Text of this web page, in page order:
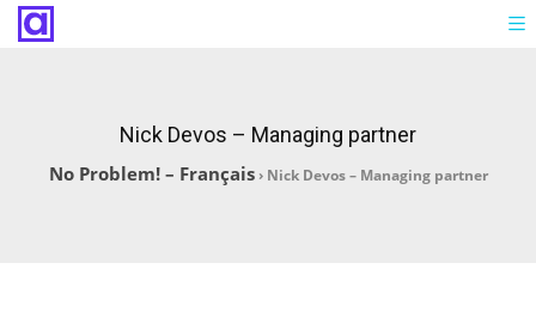
Nick Devos – Managing partner
No Problem! – Français› Nick Devos – Managing partner